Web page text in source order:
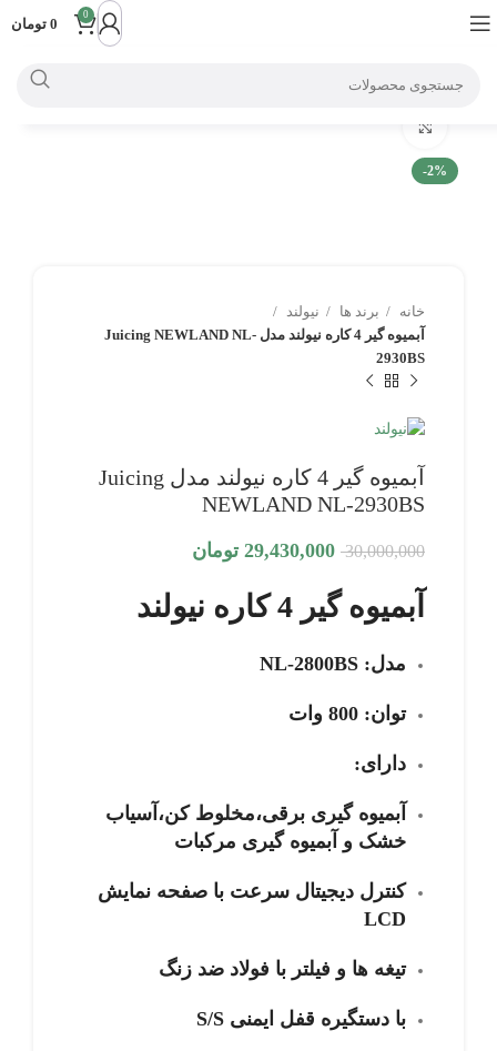
0
0 تومان
-2%
خانه برند ها
نیولند
آبمیوه گیر 4 کاره نیولند مدل Juicing NEWLAND NL-
2930BS
آبمیوه گیر 4 کاره نیولند مدل Juicing
NEWLAND NL-2930BS
30,000,000
29,430,000 تومان
آبمیوه گیر 4 کاره نیولند
مدل: NL-2800BS
توان: 800 وات
دارای:
آبمیوه گیری برقی،مخلوط کن،آسیاب
خشک و آبمیوه گیری مرکبات
کنترل دیجیتال سرعت با صفحه نمایش
LCD
تیغه ها و فیلتر با فولاد ضد زنگ
با دستگیره قفل ایمنی S/S